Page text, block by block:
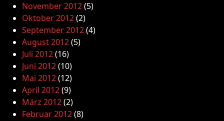
November 2012(5)
Oktober 2012(2)
September 2012(4)
August 2012(5)
Juli 2012(16)
Juni 2012(10)
Mai 2012(12)
April 2012(9)
März 2012(2)
Februar 2012(8)